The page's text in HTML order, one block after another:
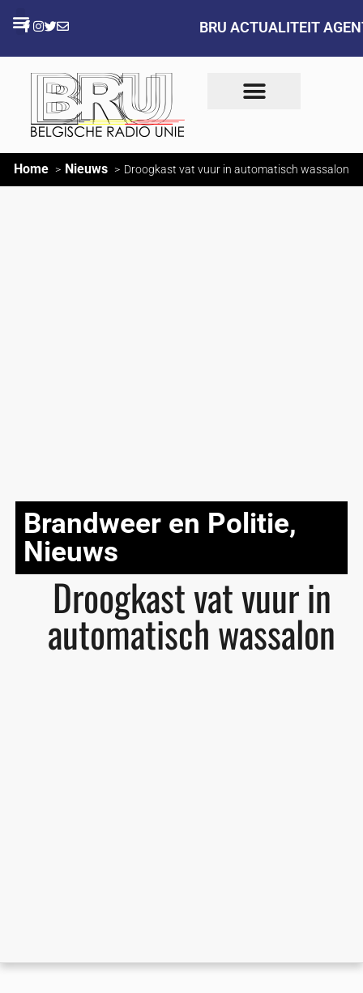
BRU ACTUALITEIT
Home Nieuws Droogkast vat vuur in automatisch wassalon
Brandweer en Politie,
Nieuws
Droogkast vat vuur in
automatisch wassalon